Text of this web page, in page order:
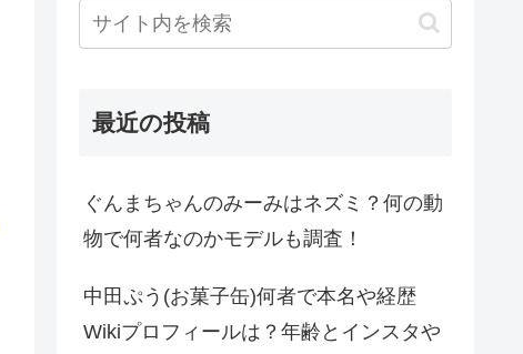
最近の投稿
ぐんまちゃんのみーみはネズミ？何の動
物で何者なのかモデルも調査！
中田ぷう(お菓子缶)何者で本名や経歴
Wikiプロフィールは？年齢とインスタや